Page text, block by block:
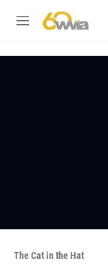
M
The Cat in the Hat